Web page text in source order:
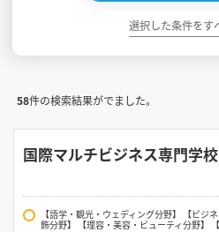
選択した条件をす
58件の検索結果がでました。
国際マルチビジネス専門学校
【語学・観光・ウェディング分野】 【ビジ
飾分野】 【理容・美容・ビューティ分野】